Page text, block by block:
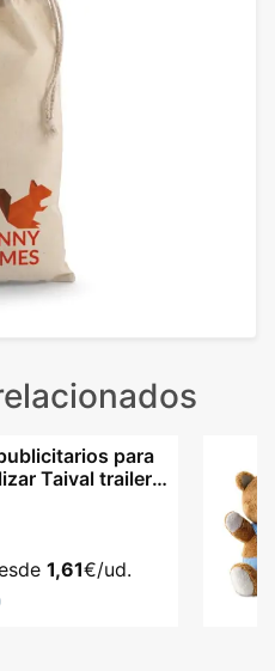
para
Taival trailer
1,61€/ud.